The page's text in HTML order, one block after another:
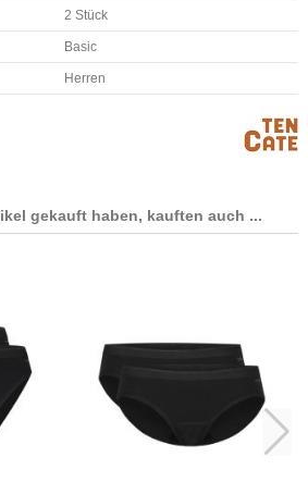
2 Stück
Basic
Herren
gekauft haben, kauften auch ...